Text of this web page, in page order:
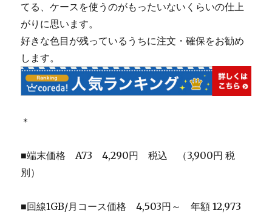
てる、ケースを使うのがもったいないくらいの仕上
がりに思います。
好きな色目が残っているうちに注文・確保をお勧め
します。
＊
■端末価格 A73 4,290円 税込 （3,900円 税
別）
■回線1GB/月コース価格 4,503円～ 年額 12,973